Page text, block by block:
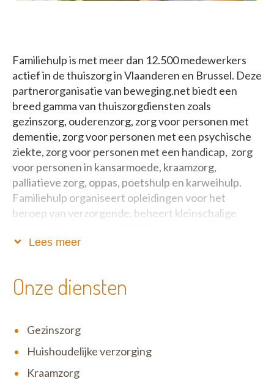
Familiehulp is met meer dan 12.500 medewerkers
actief in de thuiszorg in Vlaanderen en Brussel. Deze
partnerorganisatie van beweging.net biedt een
breed gamma van thuiszorgdiensten zoals
gezinszorg, ouderenzorg, zorg voor personen met
dementie, zorg voor personen met een psychische
ziekte, zorg voor personen met een handicap, zorg
voor personen in kansarmoede, kraamzorg,
palliatieve zorg, oppas, poetshulp en karweihulp.
Familiehulp organiseert opleidingen voor het
beroep van verzorgende, beheert kleinschalige
kinderdagverblijven uit. Je kan bij Familiehulp ook
Familiehulp ook actief in de sociale economie. Meer
Lees meer
Onze diensten
Gezinszorg
Huishoudelijke verzorging
Kraamzorg